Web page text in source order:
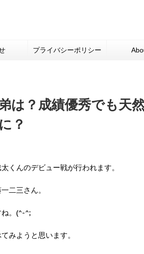
プライバシーポリシー
は？成績優秀でも天
？
くんのデビュー戦が行われます。
二三さん。
。(^-^;
みようと思います。